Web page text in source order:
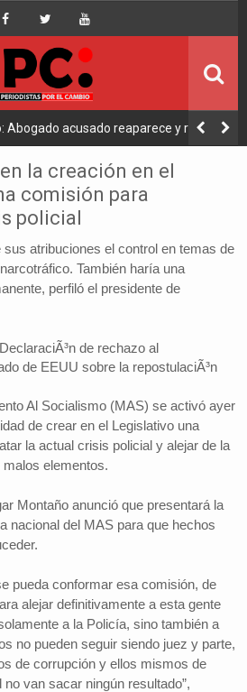
Abogado acusado reaparece y ratifica
contra Coaquira
la creación en el
comisión para
policial
atribuciones el control en temas de
También haría una
perfiló el presidente de
Al Socialismo (MAS) se activó ayer
de crear en el Legislativo una
la actual crisis policial y alejar de la
elementos.
Montaño anunció que presentará la
nacional del MAS para que hechos
pueda conformar esa comisión, de
alejar definitivamente a esta gente
a la Policía, sino también a
no pueden seguir siendo juez y parte,
de corrupción y ellos mismos de
van sacar ningún resultado”,